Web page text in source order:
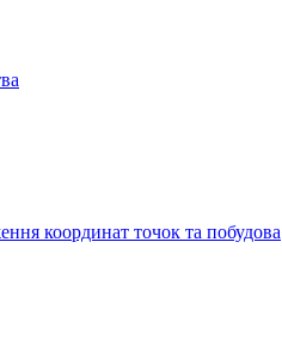
координат точок та побудова